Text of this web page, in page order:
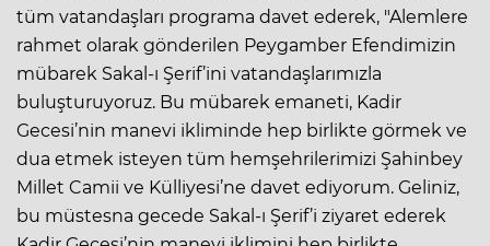
tüm vatandaşları programa davet ederek, "Alemlere
rahmet olarak gönderilen Peygamber Efendimizin
mübarek Sakal-ı Şerif’ini vatandaşlarımızla
buluşturuyoruz. Bu mübarek emaneti, Kadir
Gecesi’nin manevi ikliminde hep birlikte görmek ve
dua etmek isteyen tüm hemşehrilerimizi Şahinbey
Millet Camii ve Külliyesi’ne davet ediyorum. Geliniz,
bu müstesna gecede Sakal-ı Şerif’i ziyaret ederek